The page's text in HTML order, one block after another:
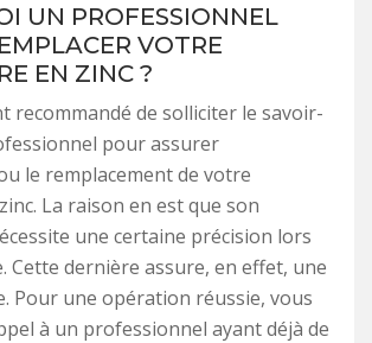
UN PROFESSIONNEL
VOTRE
EN ZINC ?
recommandé de solliciter le savoir-
pour assurer
le remplacement de votre
La raison en est que son
une certaine précision lors
Cette dernière assure, en effet, une
Pour une opération réussie, vous
à un professionnel ayant déjà de